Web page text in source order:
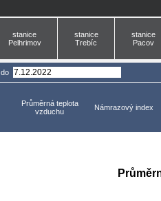
stanice
Pelhrimov
stanice
Trebíc
stanice
Pacov
do
Průměrná teplota
vzduchu
Námrazový index